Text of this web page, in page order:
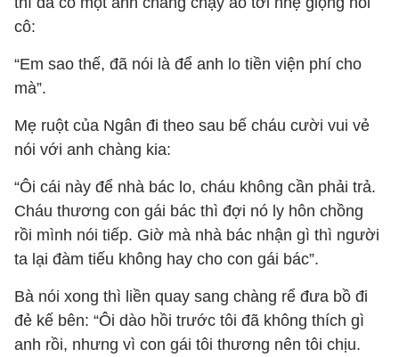
cô:
“Em sao thế, đã nói là để anh lo tiền viện phí cho
mà”.
Mẹ ruột của Ngân đi theo sau bế cháu cười vui vẻ
nói với anh chàng kia:
“Ôi cái này để nhà bác lo, cháu không cần phải trả.
Cháu thương con gái bác thì đợi nó ly hôn chồng
rồi mình nói tiếp. Giờ mà nhà bác nhận gì thì người
ta lại đàm tiếu không hay cho con gái bác”.
Bà nói xong thì liền quay sang chàng rể đưa bồ đi
đẻ kế bên: “Ôi dào hồi trước tôi đã không thích gì
anh rồi, nhưng vì con gái tôi thương nên tôi chịu.